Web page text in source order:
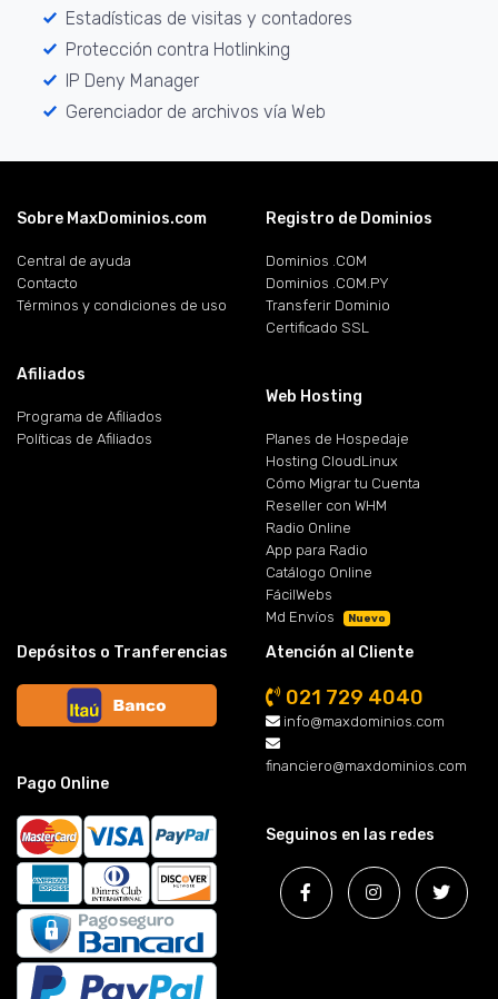
Estadísticas de visitas y contadores
Protección contra Hotlinking
IP Deny Manager
Gerenciador de archivos vía Web
Sobre MaxDominios.com
Central de ayuda
Contacto
Términos y condiciones de uso
Afiliados
Programa de Afiliados
Políticas de Afiliados
Registro de Dominios
Dominios .COM
Dominios .COM.PY
Transferir Dominio
Certificado SSL
Web Hosting
Planes de Hospedaje
Hosting CloudLinux
Cómo Migrar tu Cuenta
Reseller con WHM
Radio Online
App para Radio
Catálogo Online
FácilWebs
Md Envíos
Nuevo
Depósitos o Tranferencias
Pago Online
Atención al Cliente
021 729 4040
info@maxdominios.com
financiero@maxdominios.com
Seguinos en las redes